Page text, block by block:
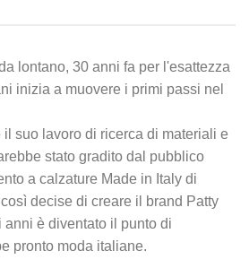
lontano, 30 anni fa per l'esattezza
inizia a muovere i primi passi nel
suo lavoro di ricerca di materiali e
stato gradito dal pubblico
a calzature Made in Italy di
decise di creare il brand Patty
è diventato il punto di
pronto moda italiane.